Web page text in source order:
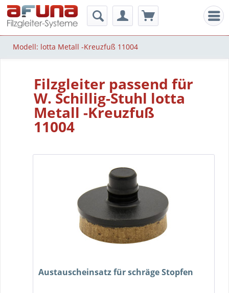
Modell: lotta Metall -Kreuzfuß 11004
Filzgleiter passend für
W. Schillig-Stuhl lotta
Metall -Kreuzfuß
11004
Austauscheinsatz für schräge Stopfen